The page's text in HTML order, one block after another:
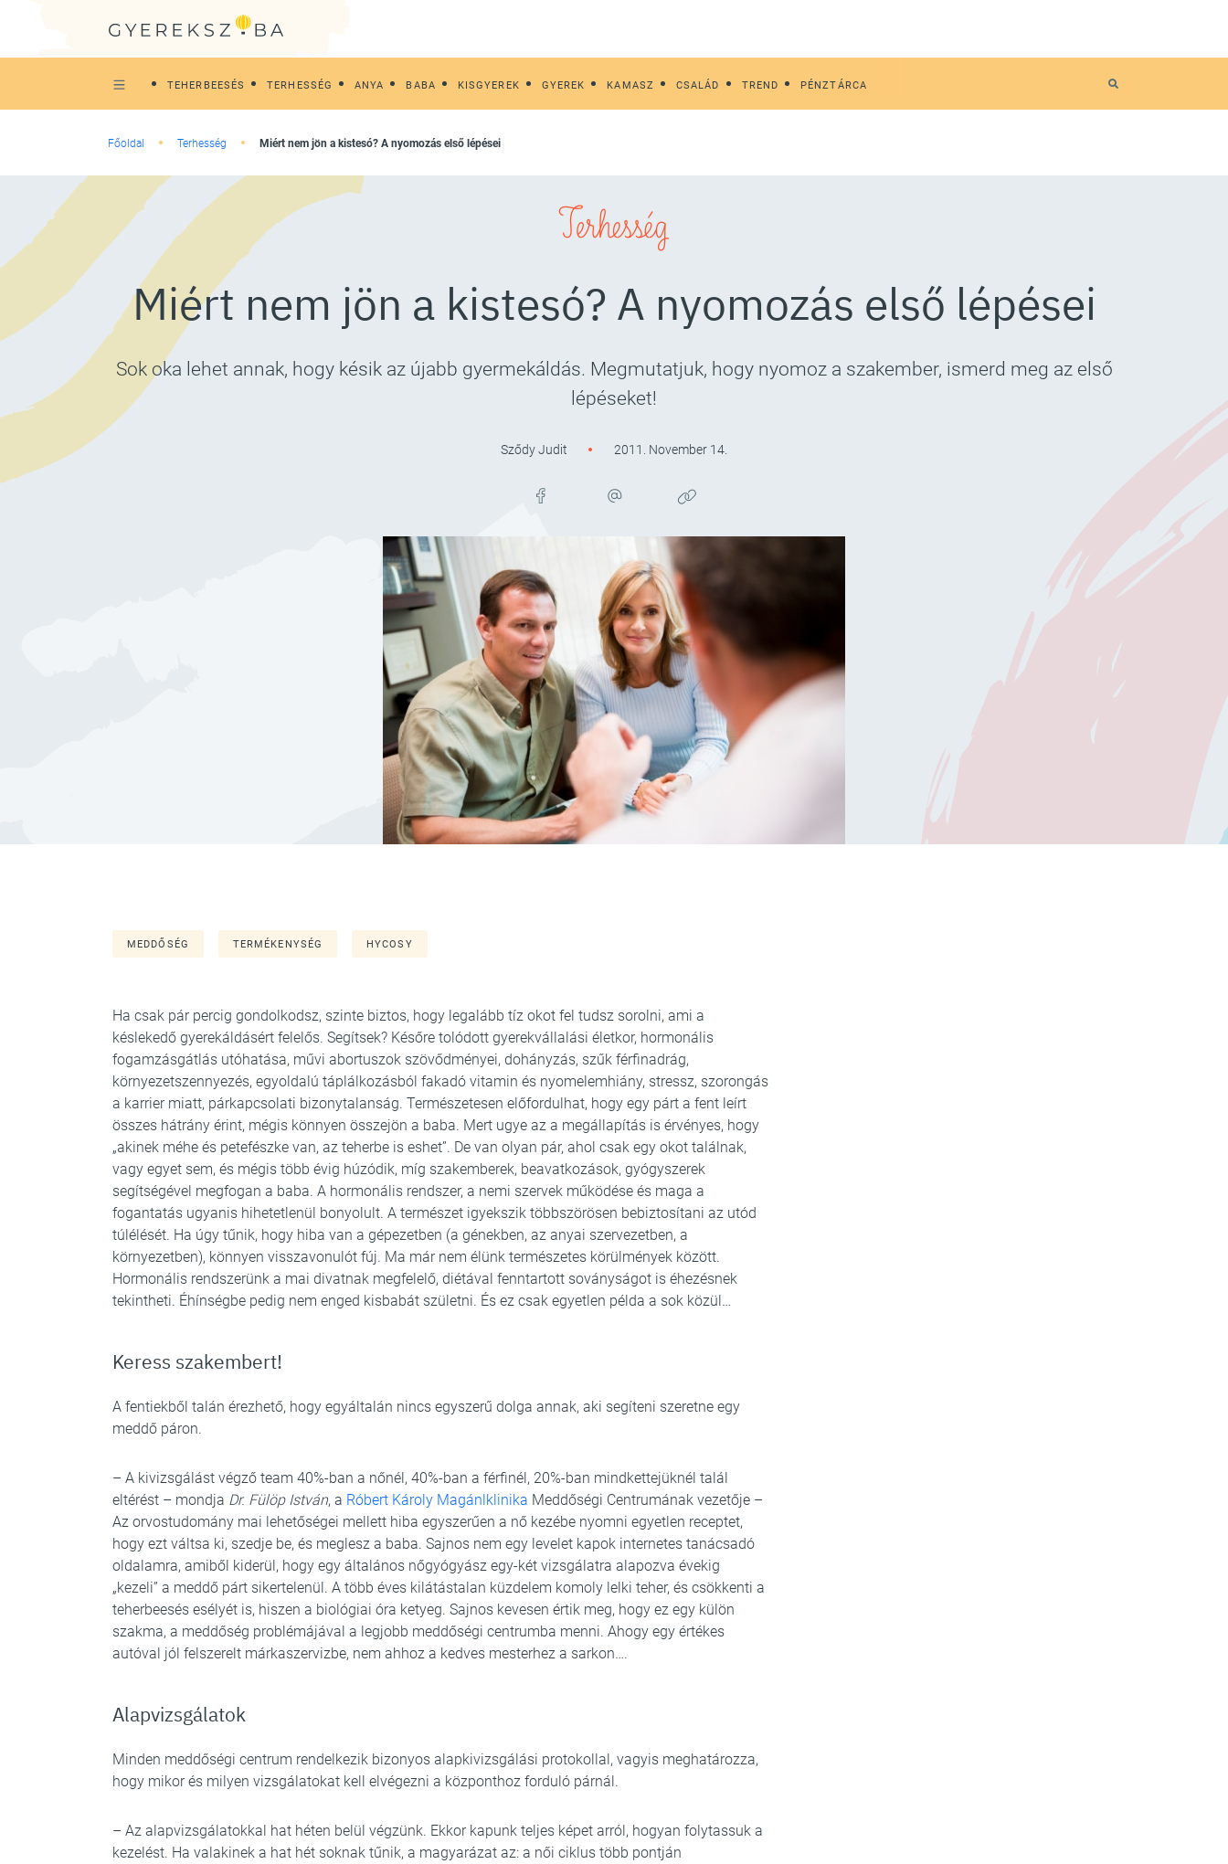
TEHERBEESÉS TERHESSÉG ANYA BABA KISGYEREK GYEREK KAMASZ CSALÁD TREND PÉNZTÁRCA
Főoldal Terhesség Miért nem jön a kistesó? A nyomozás első lépései
Terhesség
Miért nem jön a kistesó? A nyomozás első lépései
Sok oka lehet annak, hogy késik az újabb gyermekáldás. Megmutatjuk, hogy nyomoz a szakember, ismerd meg az első
lépéseket!
Sződy Judit 2011. November 14.
MEDDŐSÉG TERMÉKENYSÉG HYCOSY
Ha csak pár percig gondolkodsz, szinte biztos, hogy legalább tíz okot fel tudsz sorolni, ami a
késlekedő gyerekáldásért felelős. Segítsek? Későre tolódott gyerekvállalási életkor, hormonális
fogamzásgátlás utóhatása, művi abortuszok szövődményei, dohányzás, szűk férfinadrág,
környezetszennyezés, egyoldalú táplálkozásból fakadó vitamin és nyomelemhiány, stressz, szorongás
a karrier miatt, párkapcsolati bizonytalanság. Természetesen előfordulhat, hogy egy párt a fent leírt
összes hátrány érint, mégis könnyen összejön a baba. Mert ugye az a megállapítás is érvényes, hogy
„akinek méhe és petefészke van, az teherbe is eshet”. De van olyan pár, ahol csak egy okot találnak,
vagy egyet sem, és mégis több évig húzódik, míg szakemberek, beavatkozások, gyógyszerek
segítségével megfogan a baba. A hormonális rendszer, a nemi szervek működése és maga a
fogantatás ugyanis hihetetlenül bonyolult. A természet igyekszik többszörösen bebiztosítani az utód
túlélését. Ha úgy tűnik, hogy hiba van a gépezetben (a génekben, az anyai szervezetben, a
környezetben), könnyen visszavonulót fúj. Ma már nem élünk természetes körülmények között.
Hormonális rendszerünk a mai divatnak megfelelő, diétával fenntartott soványságot is éhezésnek
tekintheti. Éhínségbe pedig nem enged kisbabát születni. És ez csak egyetlen példa a sok közül…
Keress szakembert!
A fentiekből talán érezhető, hogy egyáltalán nincs egyszerű dolga annak, aki segíteni szeretne egy
meddő páron.
– A kivizsgálást végző team 40%-ban a nőnél, 40%-ban a férfinél, 20%-ban mindkettejüknél talál
eltérést – mondja Dr. Fülöp István, a Róbert Károly Magánlklinika Meddőségi Centrumának vezetője –
Az orvostudomány mai lehetőségei mellett hiba egyszerűen a nő kezébe nyomni egyetlen receptet,
hogy ezt váltsa ki, szedje be, és meglesz a baba. Sajnos nem egy levelet kapok internetes tanácsadó
oldalamra, amiből kiderül, hogy egy általános nőgyógyász egy-két vizsgálatra alapozva évekig
„kezeli” a meddő párt sikertelenül. A több éves kilátástalan küzdelem komoly lelki teher, és csökkenti a
teherbeesés esélyét is, hiszen a biológiai óra ketyeg. Sajnos kevesen értik meg, hogy ez egy külön
szakma, a meddőség problémájával a legjobb meddőségi centrumba menni. Ahogy egy értékes
autóval jól felszerelt márkaszervizbe, nem ahhoz a kedves mesterhez a sarkon….
Alapvizsgálatok
Minden meddőségi centrum rendelkezik bizonyos alapkivizsgálási protokollal, vagyis meghatározza,
hogy mikor és milyen vizsgálatokat kell elvégezni a központhoz forduló párnál.
– Az alapvizsgálatokkal hat héten belül végzünk. Ekkor kapunk teljes képet arról, hogyan folytassuk a
kezelést. Ha valakinek a hat hét soknak tűnik, a magyarázat az: a női ciklus több pontján